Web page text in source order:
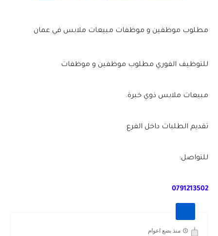
مطلوب موظفين و موظفات مبيعات ملابس في عمان
للتوظيف الفوري مطلوب موظفين و موظفات
مبيعات ملابس ذوي خبرة.
تقديم الطلبات داخل الفرع
للتواصل:
0791213502
منذ بضع اعوام